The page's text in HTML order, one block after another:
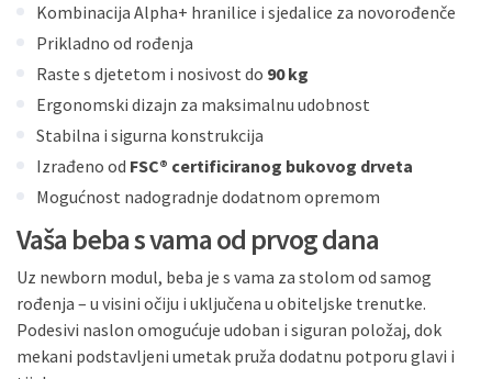
Kombinacija Alpha+ hranilice i sjedalice za novorođenče
Prikladno od rođenja
Raste s djetetom i nosivost do 90 kg
Ergonomski dizajn za maksimalnu udobnost
Stabilna i sigurna konstrukcija
Izrađeno od FSC® certificiranog bukovog drveta
Mogućnost nadogradnje dodatnom opremom
Vaša beba s vama od prvog dana
Uz newborn modul, beba je s vama za stolom od samog
rođenja – u visini očiju i uključena u obiteljske trenutke.
Podesivi naslon omogućuje udoban i siguran položaj, dok
mekani podstavljeni umetak pruža dodatnu potporu glavi i